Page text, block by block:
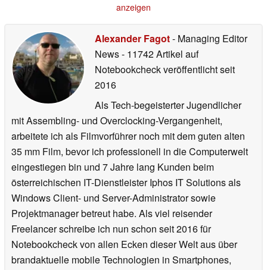
anzeigen
Alexander Fagot- Managing Editor
News- 11742 Artikel auf
Notebookcheck veröffentlichtseit
2016
Als Tech-begeisterter Jugendlicher
mit Assembling- und Overclocking-Vergangenheit,
arbeitete ich als Filmvorführer noch mit dem guten alten
35 mm Film, bevor ich professionell in die Computerwelt
eingestiegen bin und 7 Jahre lang Kunden beim
österreichischen IT-Dienstleister Iphos IT Solutions als
Windows Client- und Server-Administrator sowie
Projektmanager betreut habe. Als viel reisender
Freelancer schreibe ich nun schon seit 2016 für
Notebookcheck von allen Ecken dieser Welt aus über
brandaktuelle mobile Technologien in Smartphones,